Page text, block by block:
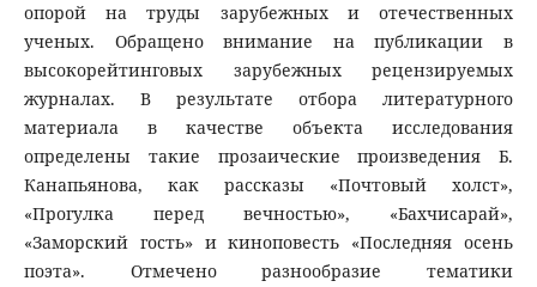
опорой на труды зарубежных и отечественных
ученых. Обращено внимание на публикации в
высокорейтинговых зарубежных рецензируемых
журналах. В результате отбора литературного
материала в качестве объекта исследования
определены такие прозаические произведения Б.
Канапьянова, как рассказы «Почтовый холст»,
«Прогулка перед вечностью», «Бахчисарай»,
«Заморский гость» и киноповесть «Последняя осень
поэта». Отмечено разнообразие тематики